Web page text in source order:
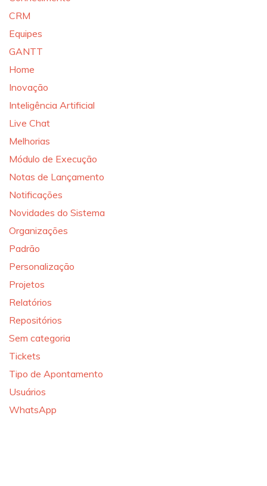
CRM
Equipes
GANTT
Home
Inovação
Inteligência Artificial
Live Chat
Melhorias
Módulo de Execução
Notas de Lançamento
Notificações
Novidades do Sistema
Organizações
Padrão
Personalização
Projetos
Relatórios
Repositórios
Sem categoria
Tickets
Tipo de Apontamento
Usuários
WhatsApp